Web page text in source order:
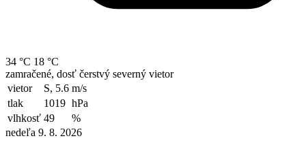
34 °C 18 °C
zamračené, dosť čerstvý severný vietor
vietor
S, 5.6 m/s
tlak
1019 hPa
vlhkosť 49
%
nedeľa 9. 8. 2026